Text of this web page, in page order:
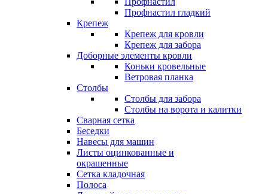
Профнастил гладкий
Крепеж
Крепеж для кровли
Крепеж для забора
Доборные элементы кровли
Коньки кровельные
Ветровая планка
Столбы
Столбы для забора
Столбы на ворота и калитки
Сварная сетка
Беседки
Навесы для машин
Листы оцинкованные и
окрашенные
Сетка кладочная
Полоса